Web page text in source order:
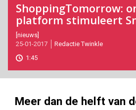
ShoppingTomorrow:
platform stimuleert
2017-
01-
25T13:20:00
2017-
05-
[nieuws]
25-01-2017
Redactie Twinkle
1:45
Meer dan de helft van